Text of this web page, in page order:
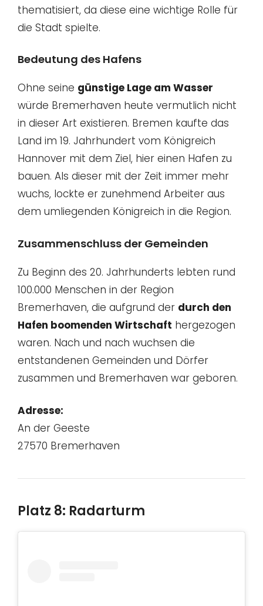
thematisiert, da diese eine wichtige Rolle für
die Stadt spielte.
Bedeutung des Hafens
Ohne seine günstige Lage am Wasser
würde Bremerhaven heute vermutlich nicht
in dieser Art existieren. Bremen kaufte das
Land im 19. Jahrhundert vom Königreich
Hannover mit dem Ziel, hier einen Hafen zu
bauen. Als dieser mit der Zeit immer mehr
wuchs, lockte er zunehmend Arbeiter aus
dem umliegenden Königreich in die Region.
Zusammenschluss der Gemeinden
Zu Beginn des 20. Jahrhunderts lebten rund
100.000 Menschen in der Region
Bremerhaven, die aufgrund der durch den
Hafen boomenden Wirtschaft hergezogen
waren. Nach und nach wuchsen die
entstandenen Gemeinden und Dörfer
zusammen und Bremerhaven war geboren.
Adresse:
An der Geeste
27570 Bremerhaven
Platz 8: Radarturm